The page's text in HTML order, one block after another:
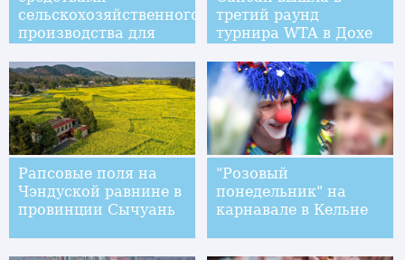
сельскохозяйственного
производства для
третий раунд
турнира WTA в Дохе
Рапсовые поля на
Чэндуской равнине в
провинции Сычуань
"Розовый
понедельник" на
карнавале в Кельне